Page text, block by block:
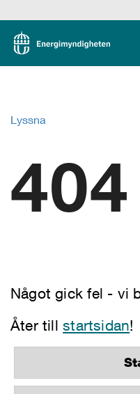
Lyssna
404
Något gick fel - vi
Åter tillstartsidan!